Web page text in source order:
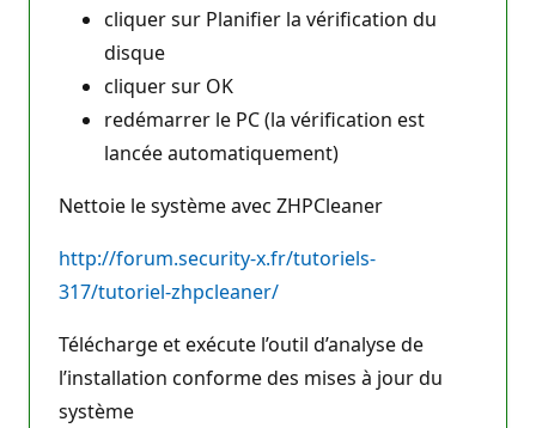
cliquer sur Planifier la vérification du
disque
cliquer sur OK
redémarrer le PC (la vérification est
lancée automatiquement)
Nettoie le système avec ZHPCleaner
http://forum.security-x.fr/tutoriels-
317/tutoriel-zhpcleaner/
Télécharge et exécute l’outil d’analyse de
l’installation conforme des mises à jour du
système